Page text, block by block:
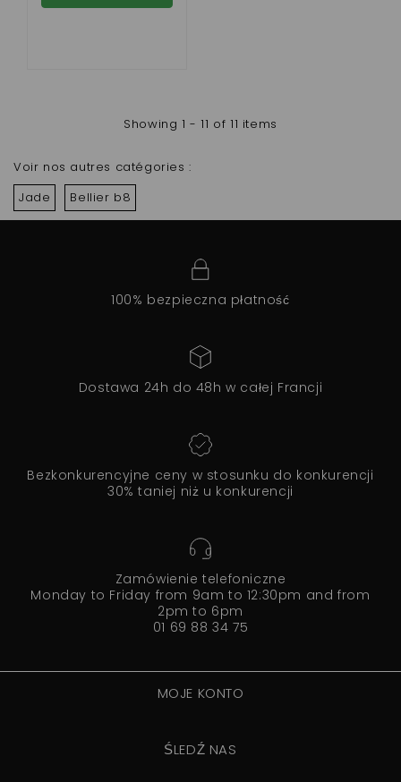
Showing 1 - 11 of 11 items
Voir nos autres catégories :
Jade
Bellier b8
100% bezpieczna płatność
Dostawa 24h do 48h w całej Francji
Bezkonkurencyjne ceny w stosunku do konkurencji
30% taniej niż u konkurencji
Zamówienie telefoniczne
Monday to Friday from 9am to 12:30pm and from
2pm to 6pm
01 69 88 34 75
MOJE KONTO
ŚLEDŹ NAS